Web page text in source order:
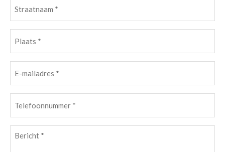
(Vereist)
(Vereist)
mailadres
(Vereist)
(Vereist)
Bericht